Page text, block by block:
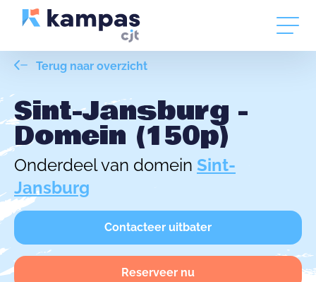
Terug naar overzicht
Sint-Jansburg -
Domein (150p)
Onderdeel van domein Sint-
Jansburg
Contacteer uitbater
Reserveer nu